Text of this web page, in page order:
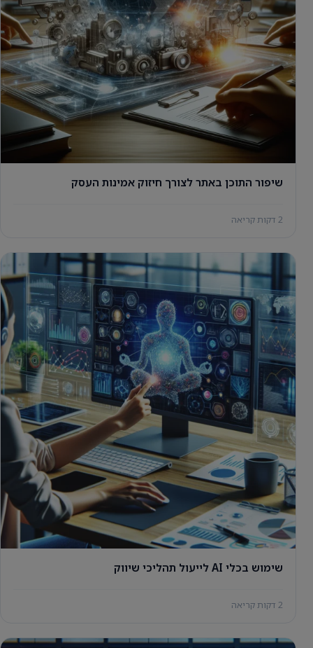
שיפור התוכן באתר לצורך חיזוק אמינות העסק
2 דקות קריאה
שימוש בכלי AI לייעול תהליכי שיווק
2 דקות קריאה